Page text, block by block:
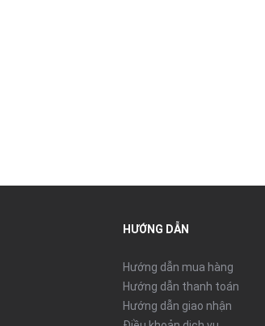
HƯỚNG DẪN
Hướng dẫn mua hàng
Hướng dẫn thanh toán
Hướng dẫn giao nhận